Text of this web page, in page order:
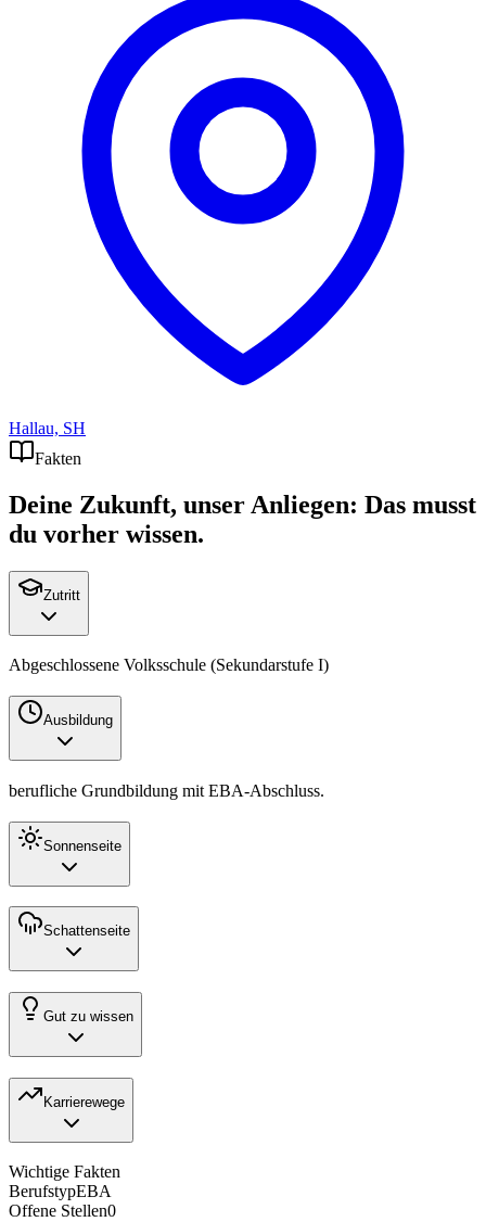
Hallau, SH
Fakten
Deine Zukunft, unser Anliegen: Das musst
du vorher wissen.
Zutritt
Abgeschlossene Volksschule (Sekundarstufe I)
Ausbildung
berufliche Grundbildung mit EBA-Abschluss.
Sonnenseite
Schattenseite
Gut zu wissen
Karrierewege
Wichtige Fakten
BerufstypEBA
Offene Stellen0